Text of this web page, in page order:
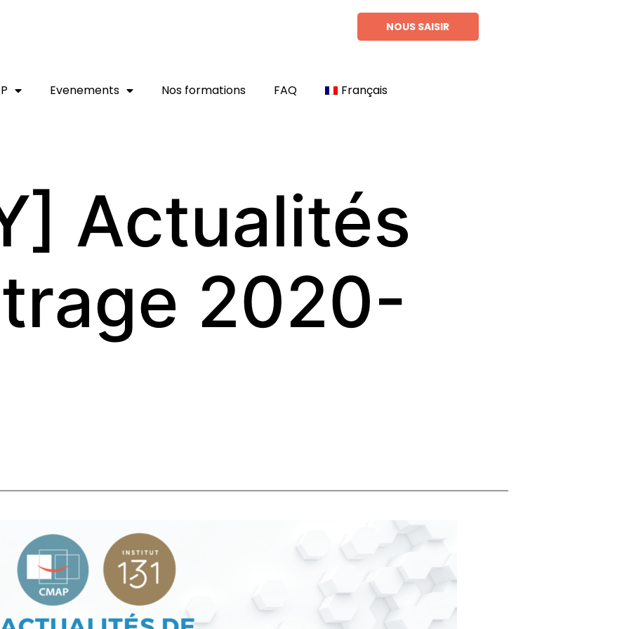
NOUS SAISIR
Evenements Nos formations FAQ Français
Actualités
2020-